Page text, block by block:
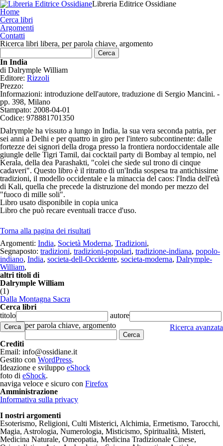
Libreria Editrice Ossidiane
Home
Cerca libri
Argomenti
Contatti
Ricerca libri libera, per parola chiave, argomento
In India
di Dalrymple William
Editore: Rizzoli
Prezzo:
Informazioni: introduzione dell'autore, traduzione di Sergio Mancini. -
pp. 398, Milano
Stampato: 2008-04-01
Codice: 978881701350
Dalrymple ha vissuto a lungo in India, la sua vera seconda patria, per
sei anni a Delhi e per quattro in giro per l'intero subcontinente: dalle
fortezze dei signori della droga presso la frontiera nordoccidentale alle
giungle delle Tigri Tamil, dai cocktail party di Bombay al tempio, nel
Kerala, della dea Parashakti, "colei che siede sul trono di cinque
cadaveri". Questo libro è il ritratto di un'India sospesa tra antichissime
tradizioni, il modello occidentale e la minaccia del caos: l'India dell'età
di Kali, quella che precede la distruzione del mondo per mezzo del
"fuoco di mille soli".
Libro usato disponibile in copia unica
Libro che può recare eventuali tracce d'uso.
Torna alla pagina dei risultati
Argomenti: India, Società Moderna, Tradizioni,
Segnaposto: tradizioni, tradizioni-popolari, tradizione-indiana, popolo-
indiano, India, societa-dell-Occidente, societa-moderna, Dalrymple-
William,
altri titoli di
Dalrymple William
(1)
Dalla Montagna Sacra
Cerca libri
titolo
autore
Cerca Ricerca avanzata
per parola chiave, argomento
Crediti
Email: info@ossidiane.it
Gestito con WordPress.
Ideazione e sviluppo eShock
foto di eShock.
naviga veloce e sicuro con Firefox
Amministrazione
Informativa sulla privacy
I nostri argomenti
Esoterismo, Religioni, Culti Misterici, Alchimia, Ermetismo, Tarocchi,
Magia, Astrologia, Numerologia, Misticismo, Spiritualità, Misteri,
Medicina Naturale, Omeopatia, Medicina Tradizionale Cinese,